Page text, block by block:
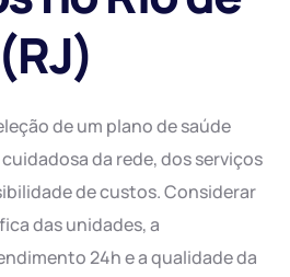
de um plano de saúde
da rede, dos serviços
de custos. Considerar
das unidades, a
24h e a qualidade da